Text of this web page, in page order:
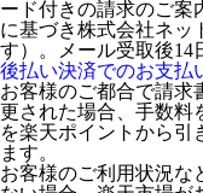
ード付きの請求のご案
に基づき株式会社ネッ
す）。メール受取後14
後払い決済でのお支払
お客様のご都合で請求
更された場合、手数料
を楽天ポイントから引
ます。
お客様のご利用状況な